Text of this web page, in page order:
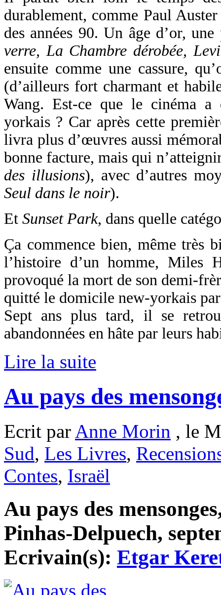
durablement, comme Paul
des années 90. Un âge d’or,
verre, La Chambre dérobée,
ensuite comme une cassure,
(d’ailleurs fort charmant et
Wang. Est-ce que le cinéma
yorkais ? Car après cette
livra plus d’œuvres aussi
bonne facture, mais qui
des illusions), avec d’autres
Seul dans le noir).
Et Sunset Park, dans quelle
Ça commence bien, même très
l’histoire d’un homme, Miles
provoqué la mort de son demi-
quitté le domicile new-yorkais
Sept ans plus tard, il se
abandonnées en hâte par leurs
Lire la suite
Au pays des
Ecrit par Anne Morin , le
Sud, Les Livres,
Contes, Israël
Au pays des
Pinhas-Delpuech,
Ecrivain(s): Etgar